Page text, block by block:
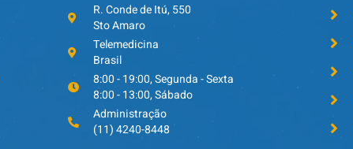
R. Conde de Itú, 550
Sto Amaro
Telemedicina
Brasil
8:00 - 19:00, Segunda - Sexta
8:00 - 13:00, Sábado
Administração
(11) 4240-8448